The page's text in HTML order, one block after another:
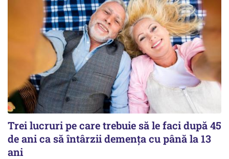
Trei lucruri pe care trebuie să le faci după 45
de ani ca să întârzii demența cu până la 13
ani